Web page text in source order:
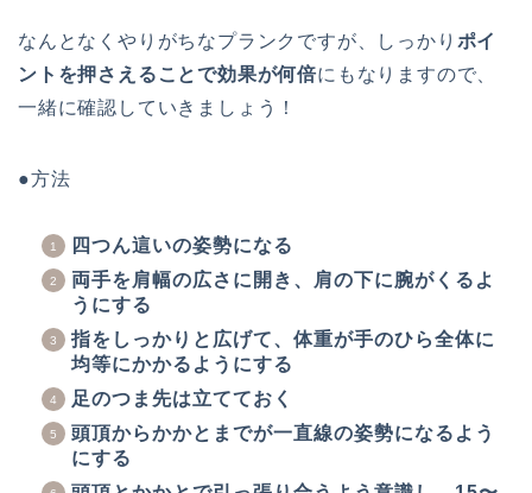
なんとなくやりがちなプランクですが、しっかり ポイ
ントを押さえることで効果が何倍にもなりますので、
一緒に確認していきましょう！
●方法
四つん這いの姿勢になる
両手を肩幅の広さに開き、肩の下に腕がくるよ
うにする
指をしっかりと広げて、体重が手のひら全体に
均等にかかるようにする
足のつま先は立てておく
頭頂からかかとまでが一直線の姿勢になるよう
にする